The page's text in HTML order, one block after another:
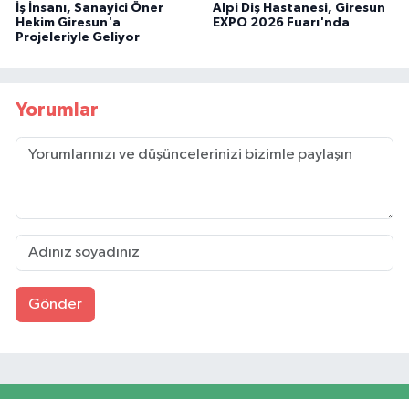
İş İnsanı, Sanayici Öner
Hekim Giresun'a
Projeleriyle Geliyor
Alpi Diş Hastanesi, Giresun
EXPO 2026 Fuarı'nda
Yorumlar
Gönder